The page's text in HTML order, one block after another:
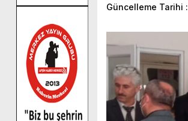
Güncelleme Tarihi :